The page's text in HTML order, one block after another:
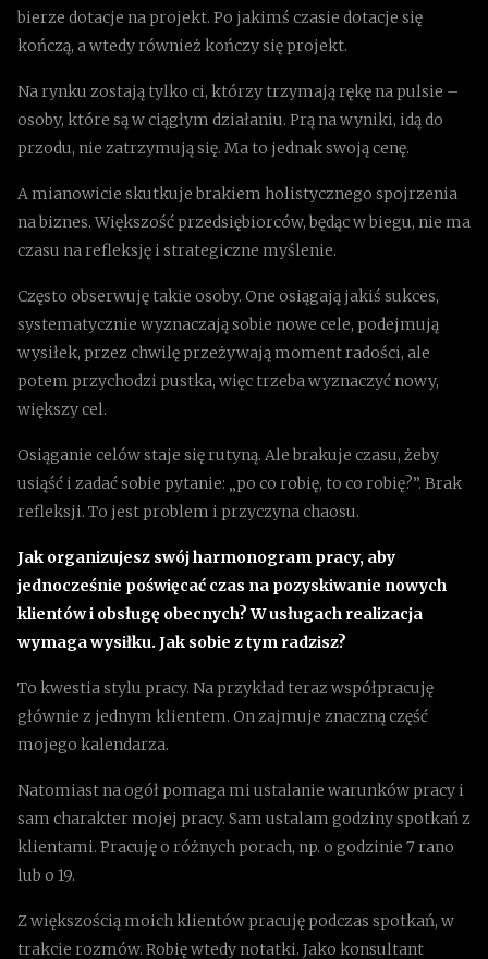
bierze dotacje na projekt. Po jakimś czasie dotacje się
kończą, a wtedy również kończy się projekt.
Na rynku zostają tylko ci, którzy trzymają rękę na pulsie –
osoby, które są w ciągłym działaniu. Prą na wyniki, idą do
przodu, nie zatrzymują się. Ma to jednak swoją cenę.
A mianowicie skutkuje brakiem holistycznego spojrzenia
na biznes. Większość przedsiębiorców, będąc w biegu, nie ma
czasu na refleksję i strategiczne myślenie.
Często obserwuję takie osoby. One osiągają jakiś sukces,
systematycznie wyznaczają sobie nowe cele, podejmują
wysiłek, przez chwilę przeżywają moment radości, ale
potem przychodzi pustka, więc trzeba wyznaczyć nowy,
większy cel.
Osiąganie celów staje się rutyną. Ale brakuje czasu, żeby
usiąść i zadać sobie pytanie: „po co robię, to co robię?”. Brak
refleksji. To jest problem i przyczyna chaosu.
Jak organizujesz swój harmonogram pracy, aby
jednocześnie poświęcać czas na pozyskiwanie nowych
klientów i obsługę obecnych? W usługach realizacja
wymaga wysiłku. Jak sobie z tym radzisz?
To kwestia stylu pracy. Na przykład teraz współpracuję
głównie z jednym klientem. On zajmuje znaczną część
mojego kalendarza.
Natomiast na ogół pomaga mi ustalanie warunków pracy i
sam charakter mojej pracy. Sam ustalam godziny spotkań z
klientami. Pracuję o różnych porach, np. o godzinie 7 rano
lub o 19.
Z większością moich klientów pracuję podczas spotkań, w
trakcie rozmów. Robię wtedy notatki. Jako konsultant